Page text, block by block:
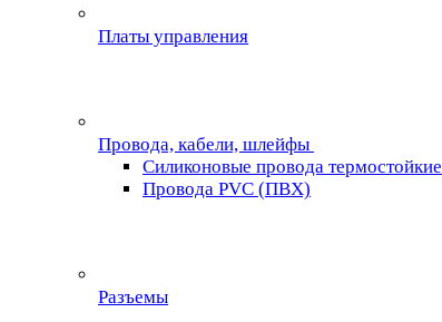
Платы управления
Провода, кабели, шлейфы
Силиконовые провода термостойкие
Провода PVC (ПВХ)
Разъемы